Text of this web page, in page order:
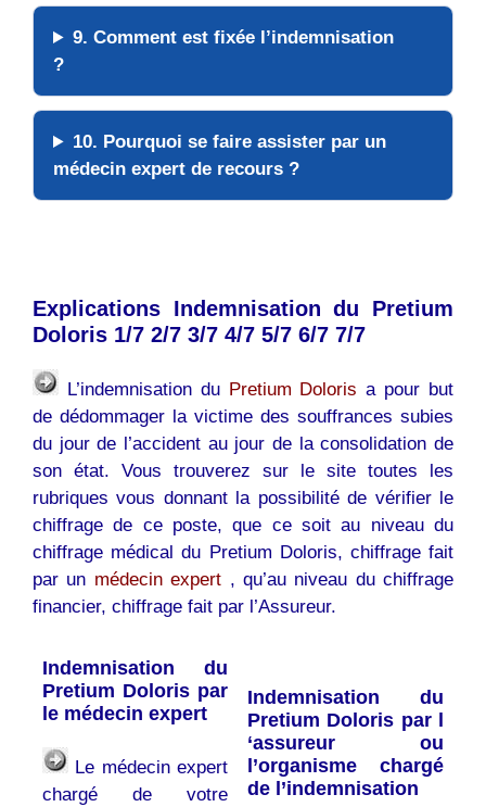
9. Comment est fixée l’indemnisation
?
10. Pourquoi se faire assister par un
médecin expert de recours ?
Explications Indemnisation du Pretium
Doloris 1/7 2/7 3/7 4/7 5/7 6/7 7/7
L’indemnisation du Pretium Doloris a pour but
de dédommager la victime des souffrances subies
du jour de l’accident au jour de la consolidation de
son état. Vous trouverez sur le site toutes les
rubriques vous donnant la possibilité de vérifier le
chiffrage de ce poste, que ce soit au niveau du
chiffrage médical du Pretium Doloris, chiffrage fait
par un médecin expert , qu’au niveau du chiffrage
financier, chiffrage fait par l’Assureur.
Indemnisation du
Pretium Doloris par
le médecin expert
Le médecin expert
chargé de votre
Indemnisation du
Pretium Doloris par l
‘assureur ou
l’organisme chargé
de l’indemnisation